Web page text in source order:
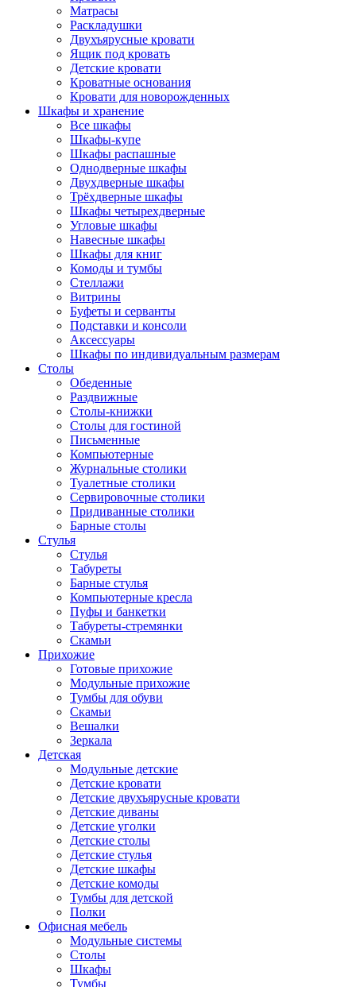
Матрасы
Раскладушки
Двухъярусные кровати
Ящик под кровать
Детские кровати
Кроватные основания
Кровати для новорожденных
Шкафы и хранение
Все шкафы
Шкафы-купе
Шкафы распашные
Однодверные шкафы
Двухдверные шкафы
Трёхдверные шкафы
Шкафы четырехдверные
Угловые шкафы
Навесные шкафы
Шкафы для книг
Комоды и тумбы
Стеллажи
Витрины
Буфеты и серванты
Подставки и консоли
Аксессуары
Шкафы по индивидуальным размерам
Столы
Обеденные
Раздвижные
Столы-книжки
Столы для гостиной
Письменные
Компьютерные
Журнальные столики
Туалетные столики
Сервировочные столики
Придиванные столики
Барные столы
Стулья
Стулья
Табуреты
Барные стулья
Компьютерные кресла
Пуфы и банкетки
Табуреты-стремянки
Скамьи
Прихожие
Готовые прихожие
Модульные прихожие
Тумбы для обуви
Скамьи
Вешалки
Зеркала
Детская
Модульные детские
Детские кровати
Детские двухъярусные кровати
Детские диваны
Детские уголки
Детские столы
Детские стулья
Детские шкафы
Детские комоды
Тумбы для детской
Полки
Офисная мебель
Модульные системы
Столы
Шкафы
Тумбы